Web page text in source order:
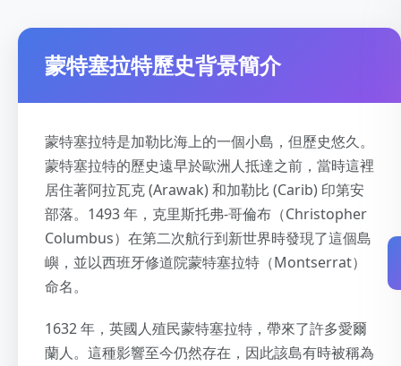
蒙特塞拉特歷史背景簡介
蒙特塞拉特是加勒比海上的一個小島，但歷史悠久。
蒙特塞拉特的歷史遠早於歐洲人抵達之前，當時這裡
居住著阿拉瓦克 (Arawak) 和加勒比 (Carib) 印第安
部落。1493 年，克里斯托弗-哥倫布（Christopher
Columbus）在第二次航行到新世界時發現了這個島
嶼，並以西班牙修道院蒙特塞拉特（Montserrat）
命名。
1632 年，英國人殖民蒙特塞拉特，帶來了許多愛爾
蘭人。這種影響至今仍然存在，因此該島有時被稱為